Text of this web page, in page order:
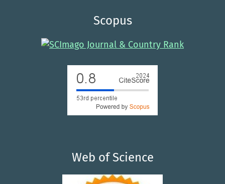
Scopus
Web of Science